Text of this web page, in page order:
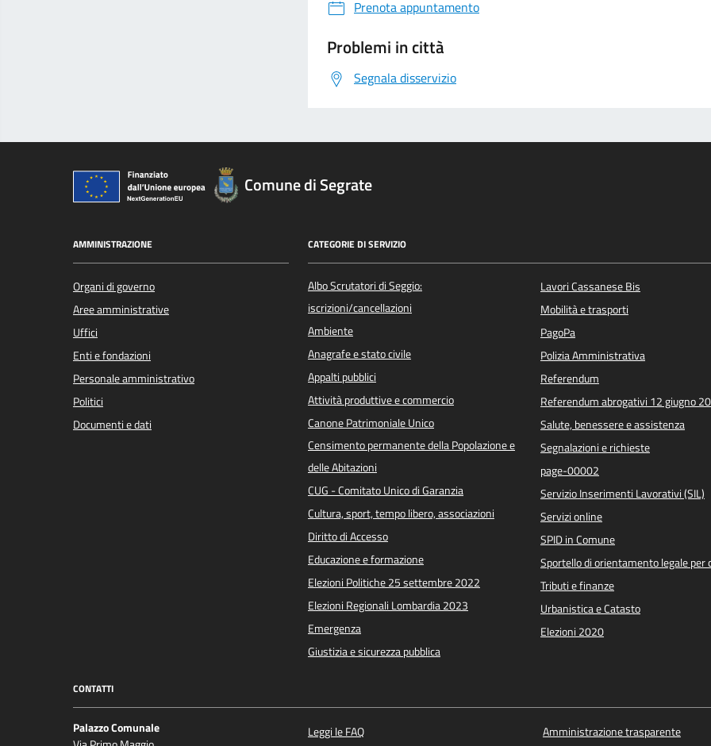
Prenota appuntamento
Problemi in città
Segnala disservizio
Comune di Segrate
AMMINISTRAZIONE
Organi di governo
Aree amministrative
Uffici
Enti e fondazioni
Personale amministrativo
Politici
Documenti e dati
CATEGORIE DI SERVIZIO
Albo Scrutatori di Seggio:
iscrizioni/cancellazioni
Ambiente
Anagrafe e stato civile
Appalti pubblici
Attività produttive e commercio
Canone Patrimoniale Unico
Censimento permanente della Popolazione e
delle Abitazioni
CUG - Comitato Unico di Garanzia
Cultura, sport, tempo libero, associazioni
Diritto di Accesso
Educazione e formazione
Elezioni Politiche 25 settembre 2022
Elezioni Regionali Lombardia 2023
Emergenza
Giustizia e sicurezza pubblica
Lavori Cassanese Bis
Mobilità e trasporti
PagoPa
Polizia Amministrativa
Referendum
Referendum abrogativi 12 giugno
Salute, benessere e assistenza
Segnalazioni e richieste
page-00002
Servizio Inserimenti Lavorativi (SIL)
Servizi online
SPID in Comune
Sportello di orientamento legale per
Tributi e finanze
Urbanistica e Catasto
Elezioni 2020
CONTATTI
Palazzo Comunale
Leggi le FAQ
Amministrazione trasparente